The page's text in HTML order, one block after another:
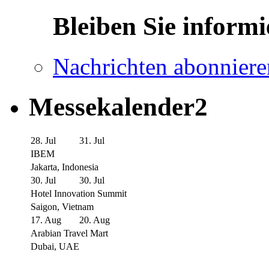
Bleiben Sie
Nachrichten
Messekalender2
28. Jul
31. Jul
IBEM
Jakarta, Indonesia
30. Jul
30. Jul
Hotel Innovation Summit
Saigon, Vietnam
17. Aug
20. Aug
Arabian Travel Mart
Dubai, UAE